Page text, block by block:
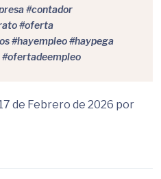
#contador
#oferta
#hayempleo #haypega
de Febrero de 2026 por